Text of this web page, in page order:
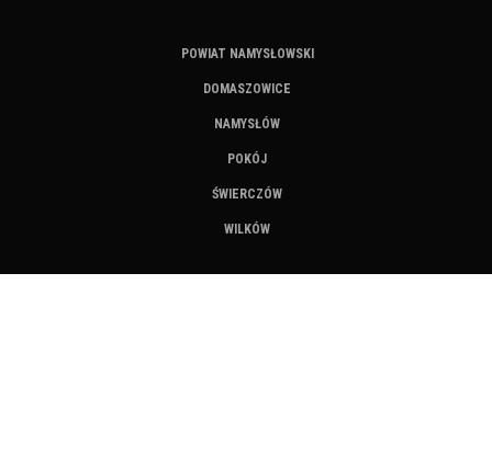
POWIAT NAMYSŁOWSKI
DOMASZOWICE
NAMYSŁÓW
POKÓJ
ŚWIERCZÓW
WILKÓW